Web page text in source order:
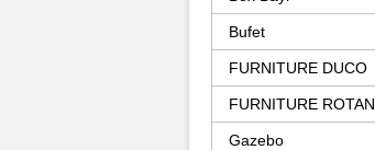
Bufet
FURNITURE DUCO
FURNITURE ROTAN
Gazebo